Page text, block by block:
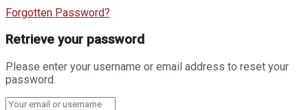
Forgotten Password?
Retrieve your password
Please enter your username or email address to reset your
password.